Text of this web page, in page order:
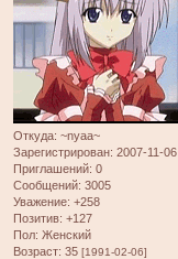
Откуда: ~nyaa~
Зарегистрирован: 2007-11-06
Приглашений: 0
Сообщений: 3005
Уважение: +258
Позитив: +127
Пол: Женский
Возраст: 35 [1991-02-06]